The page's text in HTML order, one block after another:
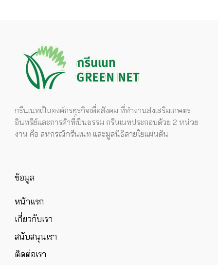
กรีนเนทเป็นองค์กรธุรกิจเพื่อสังคม ที่ทำงานส่งเสริมเกษตร
อินทรีย์และการค้าที่เป็นธรรม กรีนเนทประกอบด้วย 2 หน่วย
งาน คือ สหกรณ์กรีนเนท และมูลนิธิสายใยแผ่นดิน
ข้อมูล
หน้าแรก
เกี่ยวกับเรา
สนับสนุนเรา
ติดต่อเรา